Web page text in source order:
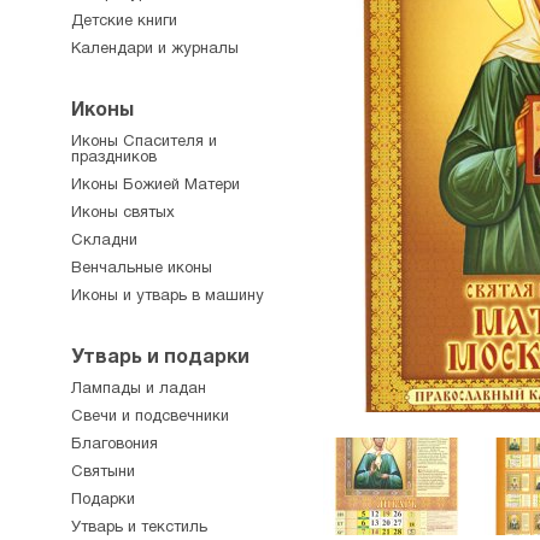
Детские книги
Календари и журналы
Иконы
Иконы Спасителя и
праздников
Иконы Божией Матери
Иконы святых
Складни
Венчальные иконы
Иконы и утварь в машину
Утварь и подарки
Лампады и ладан
Свечи и подсвечники
Благовония
Святыни
Подарки
Утварь и текстиль